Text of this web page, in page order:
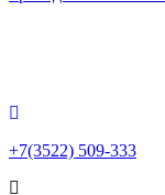
+7(3522) 509-333